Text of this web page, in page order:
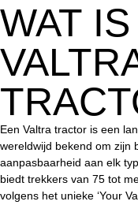
WAT
Een Valtra tractor is een
wereldwijd bekend om zijn
aanpasbaarheid aan elk
biedt trekkers van 75 tot
volgens het unieke ‘Your